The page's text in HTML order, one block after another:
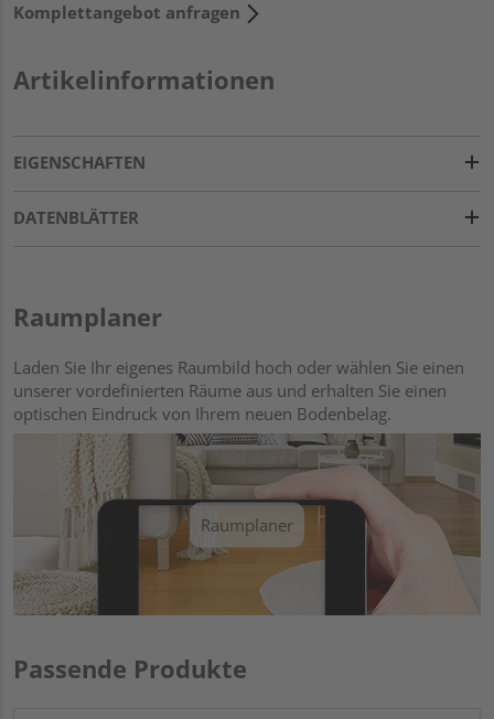
Komplettangebot anfragen
Artikelinformationen
EIGENSCHAFTEN
DATENBLÄTTER
Raumplaner
Laden Sie Ihr eigenes Raumbild hoch oder wählen Sie einen
unserer vordefinierten Räume aus und erhalten Sie einen
optischen Eindruck von Ihrem neuen Bodenbelag.
Raumplaner
Passende Produkte